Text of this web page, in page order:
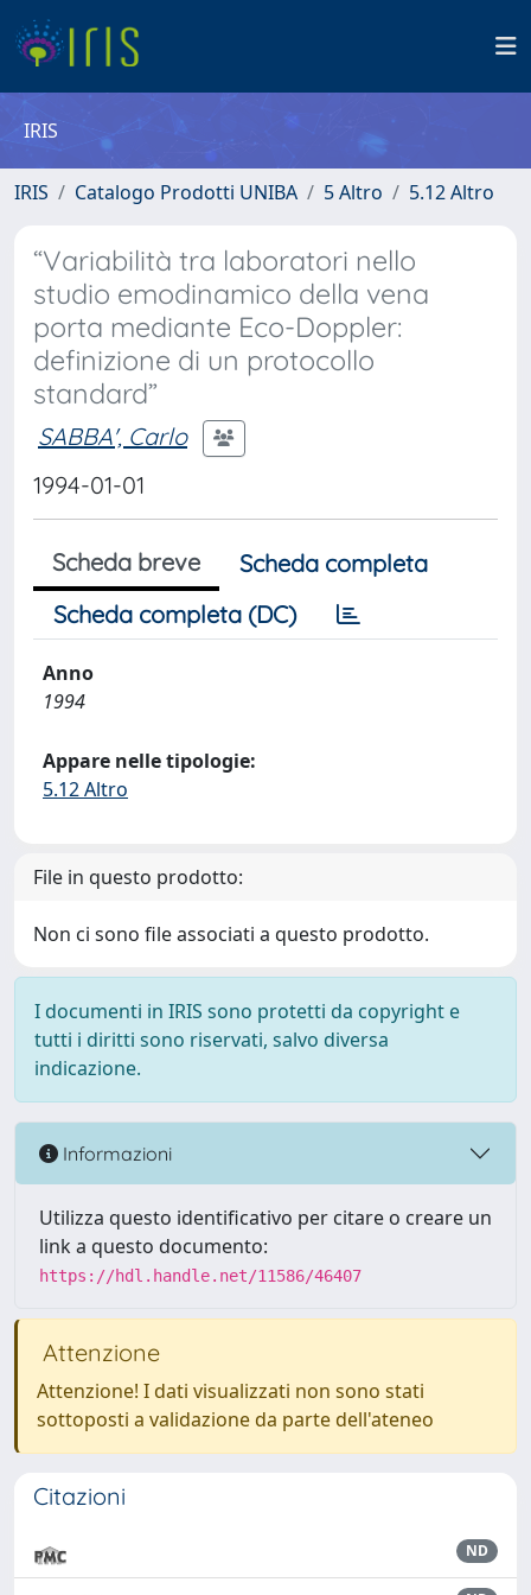
IRIS
IRIS Catalogo Prodotti UNIBA 5 Altro 5.12 Altro
“Variabilità tra laboratori nello
studio emodinamico della vena
porta mediante Eco-Doppler:
definizione di un protocollo
standard”
SABBA', Carlo
1994-01-01
Scheda breve
Scheda completa
Scheda completa (DC)
Anno
1994
Appare nelle tipologie:
5.12 Altro
File in questo prodotto:
Non ci sono file associati a questo prodotto.
I documenti in IRIS sono protetti da copyright e
tutti i diritti sono riservati, salvo diversa
indicazione.
Informazioni
Utilizza questo identificativo per citare o creare un
link a questo documento:
https://hdl.handle.net/11586/46407
Attenzione
Attenzione! I dati visualizzati non sono stati
sottoposti a validazione da parte dell'ateneo
Citazioni
ND